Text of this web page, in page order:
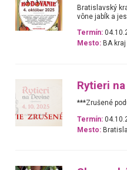
Bratislavský
vône jabĺk a
Termín:
Mesto: BA kraj
Rytieri na
***Zrušené
Termín:
Mesto: